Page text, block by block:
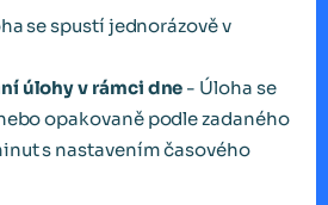
se spustí jednorázově v
úlohy v rámci dne - Úloha se
opakovaně podle zadaného
s nastavením časového